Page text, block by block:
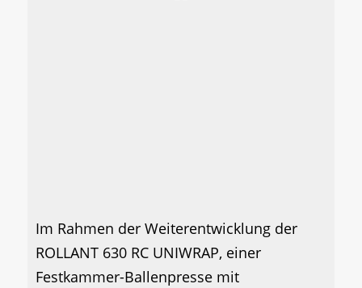
Im Rahmen der Weiterentwicklung der
ROLLANT 630 RC UNIWRAP, einer
Festkammer-Ballenpresse mit